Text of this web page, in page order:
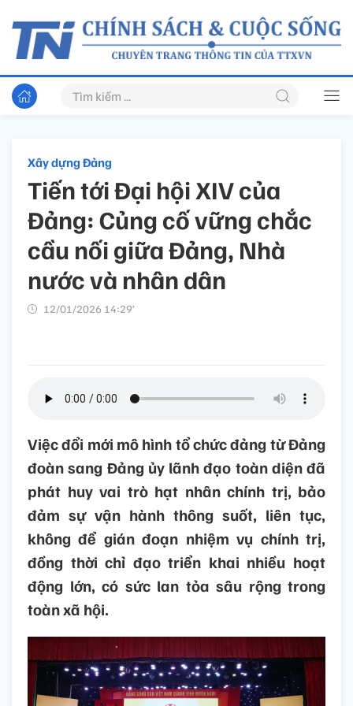
Xây dựng Đảng
Tiến tới Đại hội XIV của
Đảng: Củng cố vững chắc
cầu nối giữa Đảng, Nhà
nước và nhân dân
12/01/2026 14:29’
Việc đổi mới mô hình tổ chức đảng từ Đảng
đoàn sang Đảng ủy lãnh đạo toàn diện đã
phát huy vai trò hạt nhân chính trị, bảo
đảm sự vận hành thông suốt, liên tục,
không để gián đoạn nhiệm vụ chính trị,
đồng thời chỉ đạo triển khai nhiều hoạt
động lớn, có sức lan tỏa sâu rộng trong
toàn xã hội.